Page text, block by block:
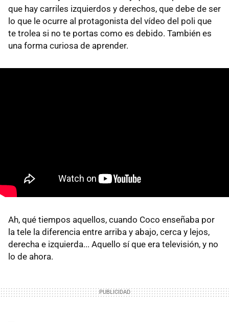
que hay carriles izquierdos y derechos, que debe de ser
lo que le ocurre al protagonista del vídeo del poli que
te trolea si no te portas como es debido. También es
una forma curiosa de aprender.
Ah, qué tiempos aquellos, cuando Coco enseñaba por
la tele la diferencia entre arriba y abajo, cerca y lejos,
derecha e izquierda... Aquello sí que era televisión, y no
lo de ahora.